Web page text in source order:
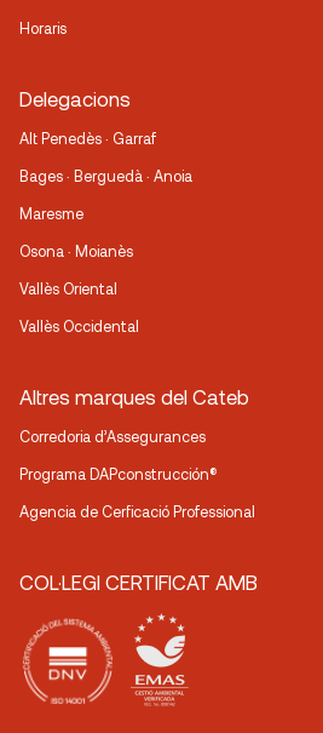
Horaris
Delegacions
Alt Penedès · Garraf
Bages · Berguedà · Anoia
Maresme
Osona · Moianès
Vallès Oriental
Vallès Occidental
Altres marques del Cateb
Corredoria d’Assegurances
Programa DAPconstrucción®
Agencia de Cerficació Professional
COL·LEGI CERTIFICAT AMB